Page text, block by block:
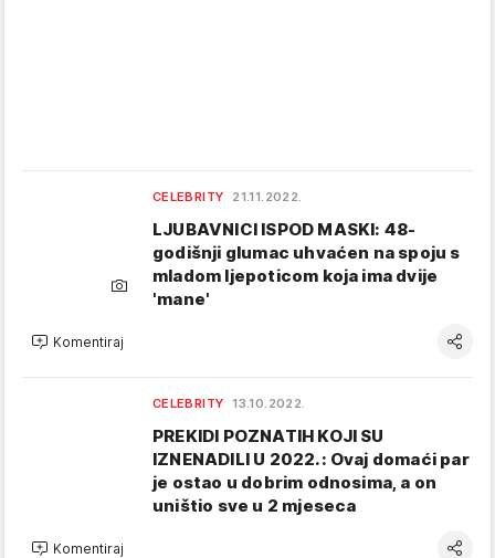
CELEBRITY 21.11.2022.
LJUBAVNICI ISPOD MASKI: 48-
godišnji glumac uhvaćen na spoju s
mladom ljepoticom koja ima dvije
'mane'
Komentiraj
CELEBRITY 13.10.2022.
PREKIDI POZNATIH KOJI SU
IZNENADILI U 2022.: Ovaj domaći par
je ostao u dobrim odnosima, a on
uništio sve u 2 mjeseca
Komentiraj